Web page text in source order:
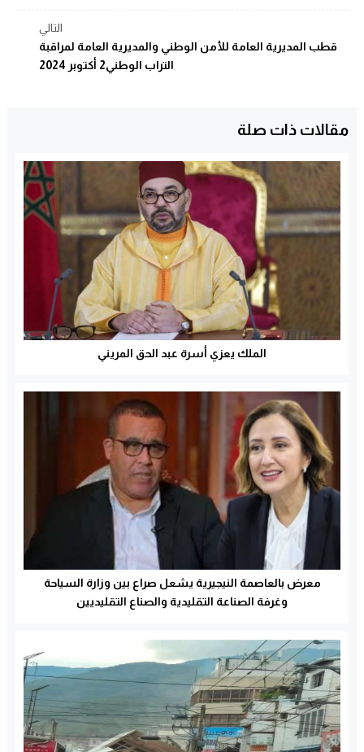
التالي
قطب المديرية العامة للأمن الوطني والمديرية العامة لمراقبة
التراب الوطني2 أكتوبر 2024
مقالات ذات صلة
الملك يعزي أسرة عبد الحق المريني
معرض بالعاصمة النيجيرية يشعل صراع بين وزارة السياحة
وغرفة الصناعة التقليدية والصناع التقليديين